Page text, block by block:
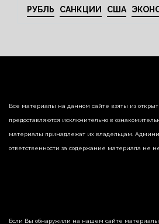
РУБЛЬ САНКЦИИ США
Все материалы на данном сайте взяты из
предоставляются исключительно в
материалы принадлежат их владельцам.
ответственности за содержание материала не
Если Вы обнаружили на нашем сайте